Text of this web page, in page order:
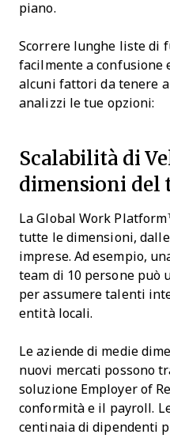
piano.
Scorrere lunghe liste di
facilmente a confusione
alcuni fattori da tenere
analizzi le tue opzioni:
Scalabilità di
dimensioni del
La Global Work
tutte le dimensioni,
imprese. Ad esempio,
team di 10 persone
per assumere talenti
entità locali.
Le aziende di medie
nuovi mercati possono
soluzione Employer of
conformità e il payroll.
centinaia di dipendenti